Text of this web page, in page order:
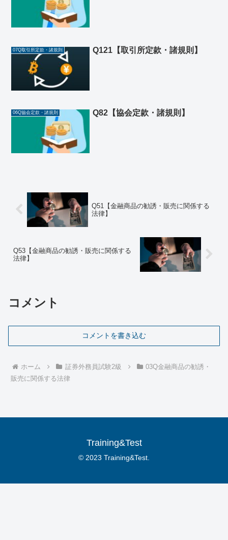
07Q取引所定款・諸規則 Q121【取引所定款・諸規則】
06Q協会定款・諸規則 Q82【協会定款・諸規則】
Q51【金融商品の勧誘・販売に関係する
法律】
Q53【金融商品の勧誘・販売に関係する
法律】
コメント
コメントを書き込む
ホーム 証券外務員試験2級
03Q金融商品の勧誘・
販売に関係する法律
Training&Test
© 2023 Training&Test.